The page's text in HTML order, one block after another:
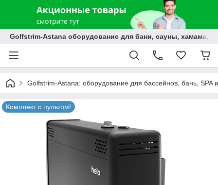
Golfstrim-Astana оборудование для бани, сауны, хамама,
Golfstrim-Astana: оборудование для бассейнов, бань, SPA
Комплект с пультом!